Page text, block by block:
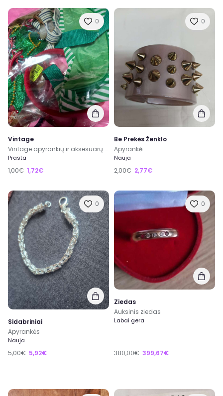
0
Vintage
Vintage apyrankių ir aksesuarų rinkinys urmu visi
Prasta
1,00€ 1,72€
0
Be Prekės Ženklo
Apyrankė
Nauja
2,00€ 2,77€
0
Sidabriniai
Apyrankės
Nauja
5,00€ 5,92€
0
Ziedas
Auksinis ziedas
Labai gera
380,00€ 399,67€